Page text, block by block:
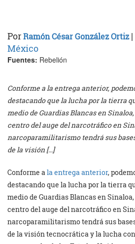
PorRamón César González Ortiz|
México
Fuentes: Rebelión
Conforme a la entrega anterior,
destacando que la lucha por la tierra
medio de Guardias Blancas en
centro del auge del narcotráfico en
narcoparamilitarismo tendrá sus
de la visión […]
Conforme a la entrega anterior,
destacando que la lucha por la tierra
medio de Guardias Blancas en
centro del auge del narcotráfico en
narcoparamilitarismo tendrá sus
de la visión tecnocrática y la lucha